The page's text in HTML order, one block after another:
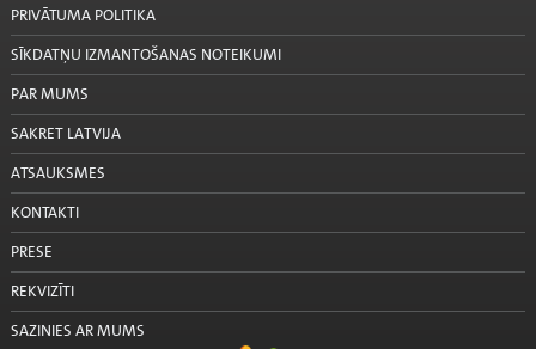
PRIVĀTUMA POLITIKA
SĪKDATŅU IZMANTOŠANAS NOTEIKUMI
PAR MUMS
SAKRET LATVIJA
ATSAUKSMES
KONTAKTI
PRESE
REKVIZĪTI
SAZINIES AR MUMS